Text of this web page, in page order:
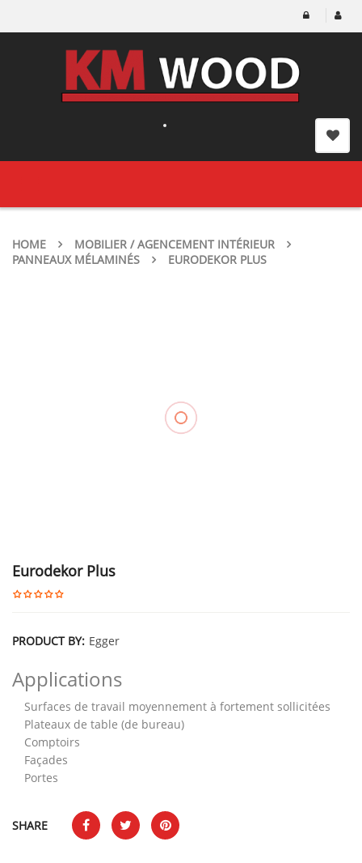
HOME
MOBILIER / AGENCEMENT INTÉRIEUR
PANNEAUX MÉLAMINÉS
EURODEKOR PLUS
Eurodekor Plus
PRODUCT BY: Egger
Applications
Surfaces de travail moyennement à fortement sollicitées
Plateaux de table (de bureau)
Comptoirs
Façades
Portes
SHARE